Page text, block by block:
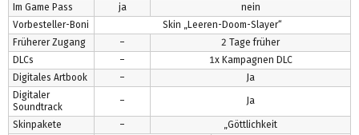
Im Game Pass
ja
nein
Vorbesteller-Boni
Skin „Leeren-Doom-Slayer“
Früherer Zugang
–
2 Tage früher
DLCs
–
1x Kampagnen DLC
Digitales Artbook
–
Ja
Digitaler
Soundtrack
– Ja
Skinpakete – „Göttlichkeit